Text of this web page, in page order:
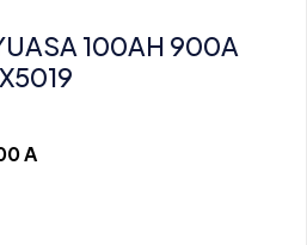
100AH 900A
A